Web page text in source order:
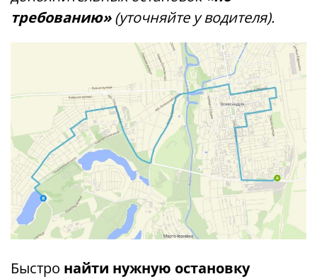
требованию»(уточняйте у водителя).
Быстро найти нужную остановку